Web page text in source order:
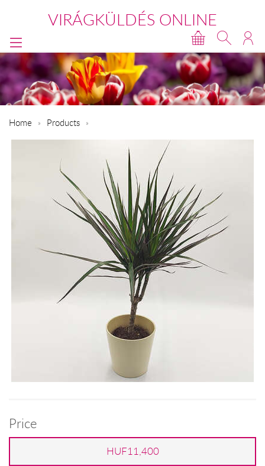
VIRÁGKÜLDÉS ONLINE
Home Products
Price
HUF11,400